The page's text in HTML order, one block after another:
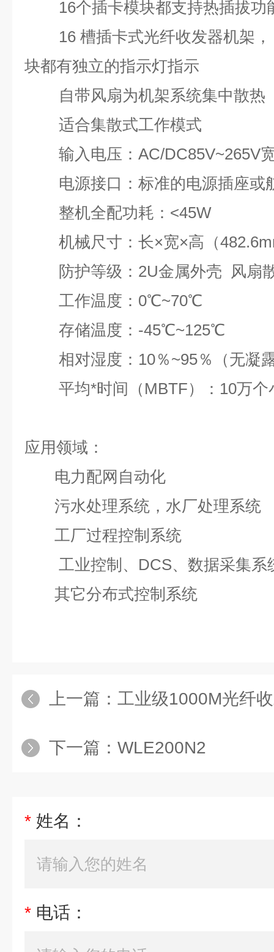
16个插卡模块都支持热插拔功
16 槽插卡式光纤收发器机架，
块都有独立的指示灯指示
自带风扇为机架系统集中散热
适合集散式工作模式
输入电压：AC/DC85V~265V
电源接口：标准的电源插座或
整机全配功耗：<45W
机械尺寸：长×宽×高（
防护等级：2U金属外壳 风扇
工作温度：0℃~70℃
存储温度：-45℃~125℃
相对湿度：10％~95％（无凝
平均*时间（MBTF）：10万个
应用领域：
电力配网自动化
污水处理系统，水厂处理系统
工厂过程控制系统
工业控制、DCS、数据采集系
其它分布式控制系统
上一篇： 工业级1000M光纤
下一篇： WLE200N2
* 姓名：
* 电话：